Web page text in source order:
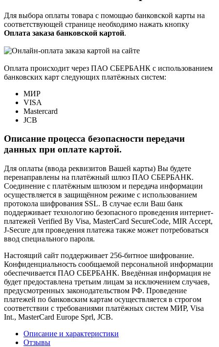
Для выбора оплаты товара с помощью банковской карты на
соответствующей странице необходимо нажать кнопку
Оплата заказа банковской картой.
Оплата происходит через ПАО СБЕРБАНК с использованием
банковских карт следующих платёжных систем:
МИР
VISA
Mastercard
JCB
Описание процесса безопасности передачи
данных при оплате картой.
Для оплаты (ввода реквизитов Вашей карты) Вы будете
перенаправлены на платёжный шлюз ПАО СБЕРБАНК.
Соединение с платёжным шлюзом и передача информации
осуществляется в защищённом режиме с использованием
протокола шифрования SSL. В случае если Ваш банк
поддерживает технологию безопасного проведения интернет-
платежей Verified By Visa, MasterCard SecureCode, MIR Accept,
J-Secure для проведения платежа также может потребоваться
ввод специального пароля.
Настоящий сайт поддерживает 256-битное шифрование.
Конфиденциальность сообщаемой персональной информации
обеспечивается ПАО СБЕРБАНК. Введённая информация не
будет предоставлена третьим лицам за исключением случаев,
предусмотренных законодательством РФ. Проведение
платежей по банковским картам осуществляется в строгом
соответствии с требованиями платёжных систем МИР, Visa
Int., MasterCard Europe Sprl, JCB.
Описание и характеристики
Отзывы